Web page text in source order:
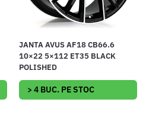
JANTA AVUS AF18 CB66.6
10×22 5×112 ET35 BLACK
POLISHED
> 4 BUC. PE STOC